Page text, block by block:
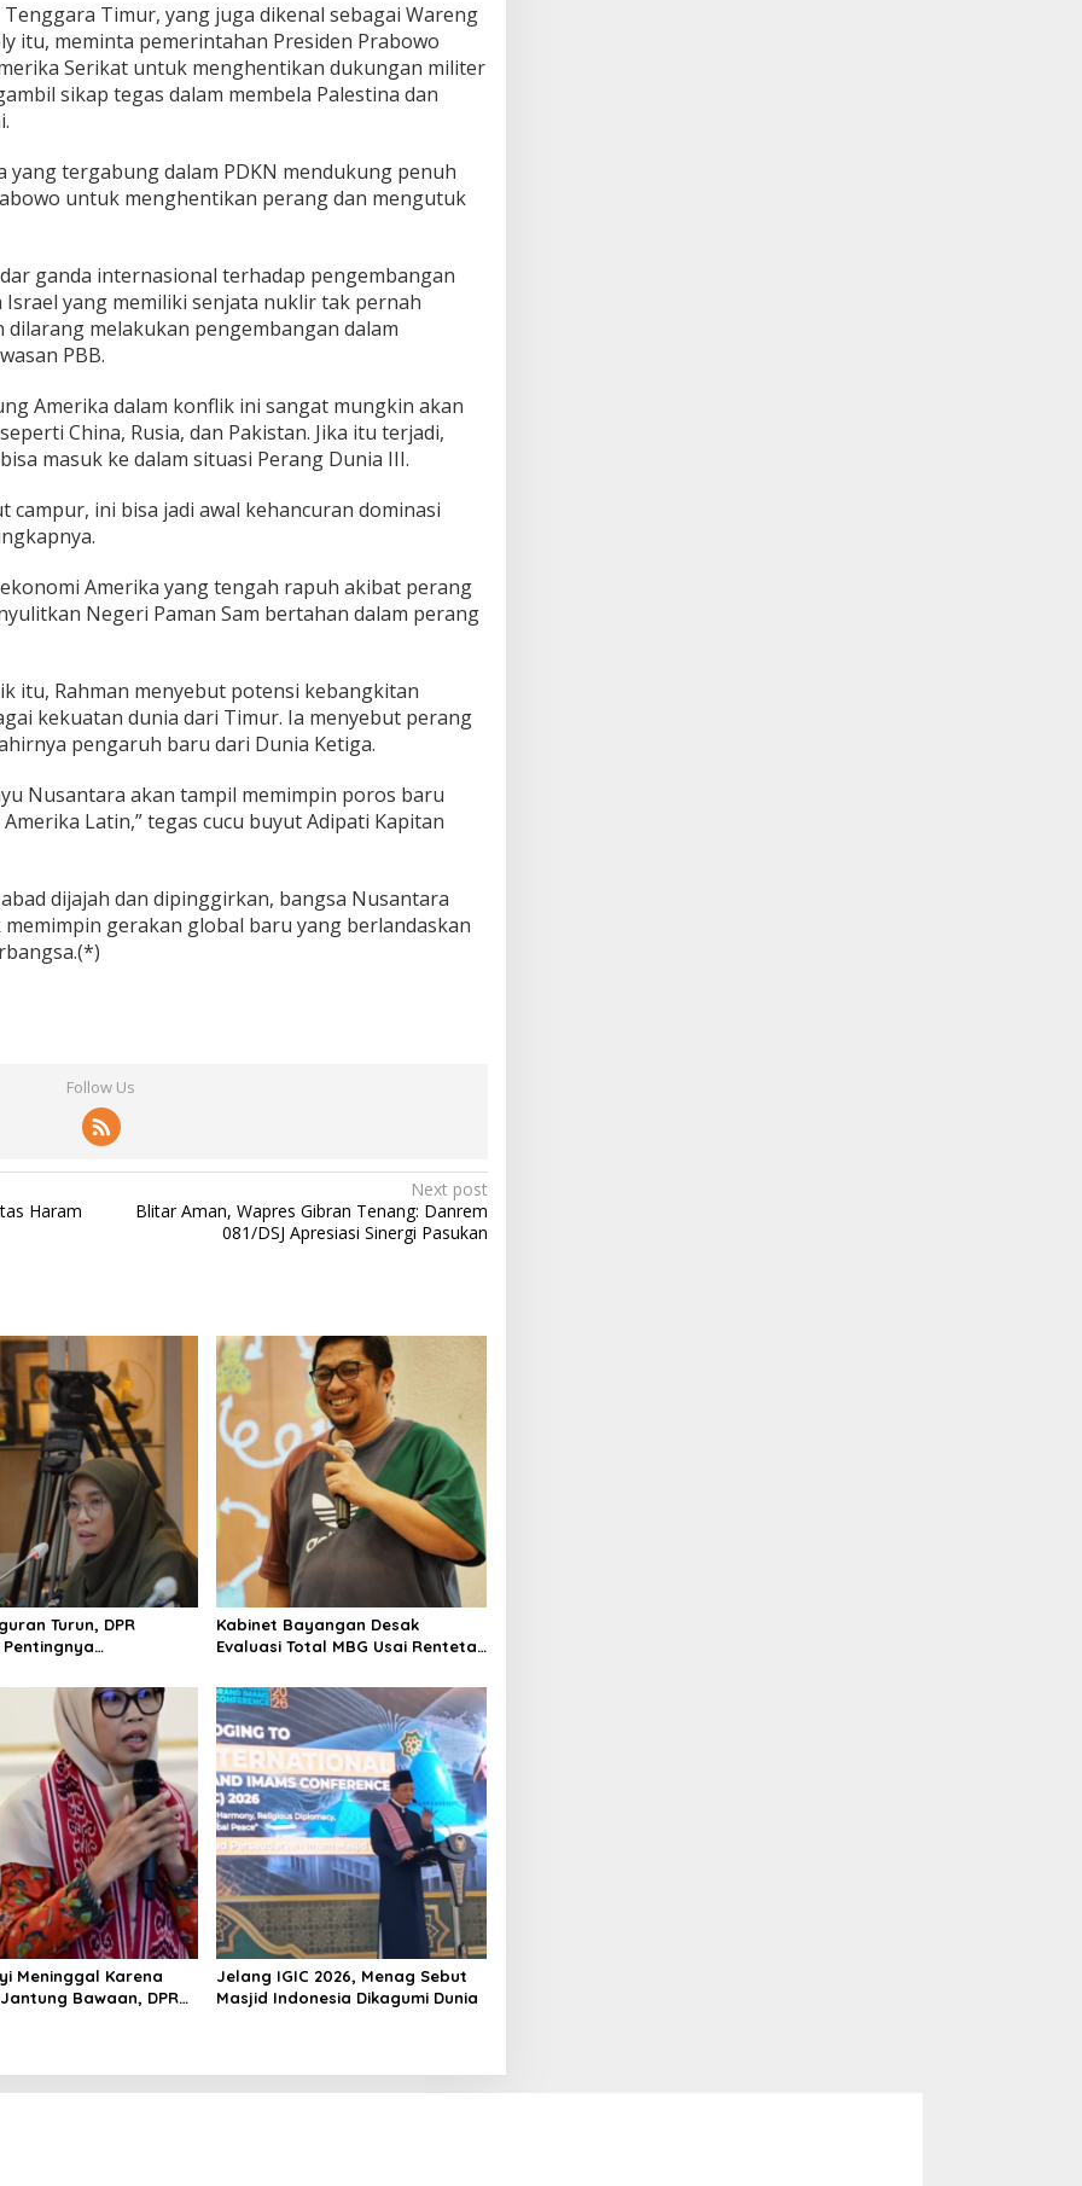
Timur, yang juga dikenal sebagai Wareng
itu, meminta pemerintahan Presiden Prabowo
Serikat untuk menghentikan dukungan militer
sikap tegas dalam membela Palestina dan
yang tergabung dalam PDKN mendukung penuh
untuk menghentikan perang dan mengutuk
ganda internasional terhadap pengembangan
yang memiliki senjata nuklir tak pernah
melakukan pengembangan dalam
PBB.
Amerika dalam konflik ini sangat mungkin akan
China, Rusia, dan Pakistan. Jika itu terjadi,
masuk ke dalam situasi Perang Dunia III.
campur, ini bisa jadi awal kehancuran dominasi
Amerika yang tengah rapuh akibat perang
Negeri Paman Sam bertahan dalam perang
itu, Rahman menyebut potensi kebangkitan
kekuatan dunia dari Timur. Ia menyebut perang
pengaruh baru dari Dunia Ketiga.
Nusantara akan tampil memimpin poros baru
Latin,” tegas cucu buyut Adipati Kapitan
dijajah dan dipinggirkan, bangsa Nusantara
gerakan global baru yang berlandaskan
Follow Us
Haram
Next post
Blitar Aman, Wapres Gibran Tenang: Danrem
081/DSJ Apresiasi Sinergi Pasukan
Turun, DPR
Kabinet Bayangan Desak
Evaluasi Total MBG Usai Rentetan
Meninggal Karena
Bawaan, DPR
Jelang IGIC 2026, Menag Sebut
Masjid Indonesia Dikagumi Dunia